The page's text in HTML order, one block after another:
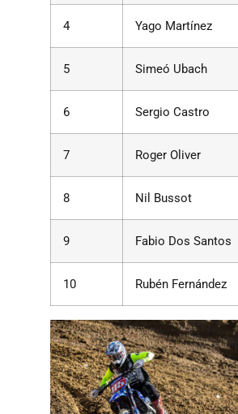
4 Yago Martínez
5 Simeó Ubach
6 Sergio Castro
7 Roger Oliver
8 Nil Bussot
9 Fabio Dos Santos
10 Rubén Fernández